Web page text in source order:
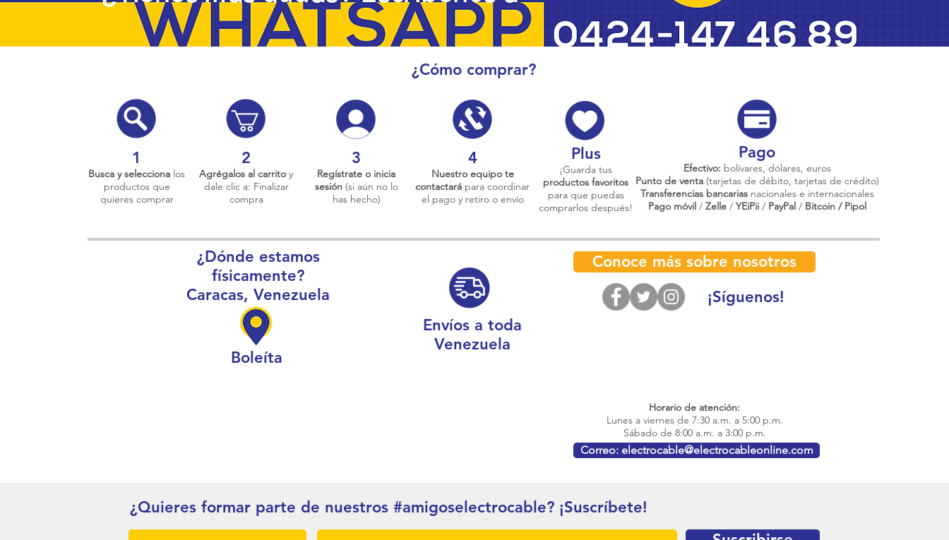
¿Cómo comprar?
1
Busca y selecciona los
productos que
quieres comprar
2
Agrégalos al carrito y
dale clic a: Finalizar
compra
3
Regístrate o inicia
sesión(si aún no lo
has hecho)
4
Nuestro equipo te
contactará para coordinar
el pago y retiro o envío
Plus
¡Guarda tus
productos favoritos
para que puedas
comprarlos después!
Pago
Efectivo: bolívares, dólares, euros
Punto de venta (tarjetas de débito, tarjetas de crédito)
Transferencias bancariasnacionales e internacionales
Pago móvil/ Zelle/ YEiPii/ PayPal / Bitcoin / Pipol
¿Dónde estamos
físicamente?
Caracas, Venezuela
Boleíta
Envíos a toda
Venezuela
Conoce más sobre nosotros
¡Síguenos!
Horario de atención:
Lunes a viernes de 7:30 a.m. a 5:00 p.m.
Sábado de 8:00 a.m. a 3:00 p.m.
Correo: electrocable@electrocableonline.com
¿Quieres formar parte de nuestros #amigoselectrocable? ¡Suscríbete!